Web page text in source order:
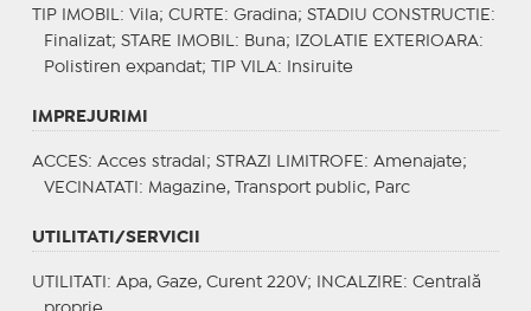
TIP IMOBIL : Vila; CURTE : Gradina; STADIU CONSTRUCTIE :
Finalizat; STARE IMOBIL : Buna; IZOLATIE EXTERIOARA:
Polistiren expandat;
TIP VILA: Insiruite
IMPREJURIMI
ACCES: Acces stradal; STRAZI LIMITROFE : Amenajate;
VECINATATI : Magazine, Transport public, Parc
UTILITATI/SERVICII
UTILITATI : Apa, Gaze, Curent 220V; INCALZIRE : Centrală